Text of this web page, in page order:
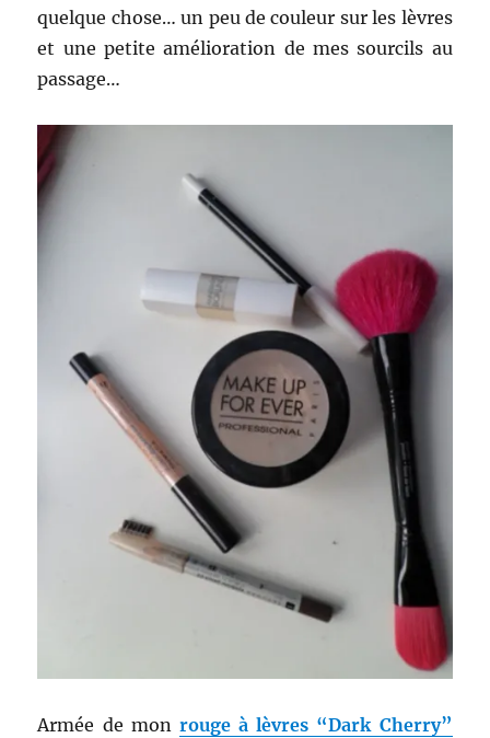
quelque chose… un peu de couleur sur les lèvres
et une petite amélioration de mes sourcils au
passage…
Armée de mon rouge à lèvres “Dark Cherry”